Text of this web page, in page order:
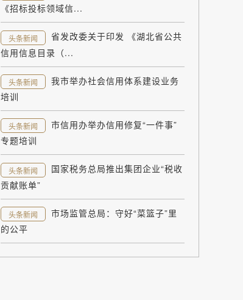
《招标投标领域信...
头条新闻
省发改委关于印发 《湖北省公共
信用信息目录（...
头条新闻
我市举办社会信用体系建设业务
培训
头条新闻
市信用办举办信用修复“一件事”
专题培训
头条新闻
国家税务总局推出集团企业“税收
贡献账单”
头条新闻
市场监管总局：守好“菜篮子”里
的公平